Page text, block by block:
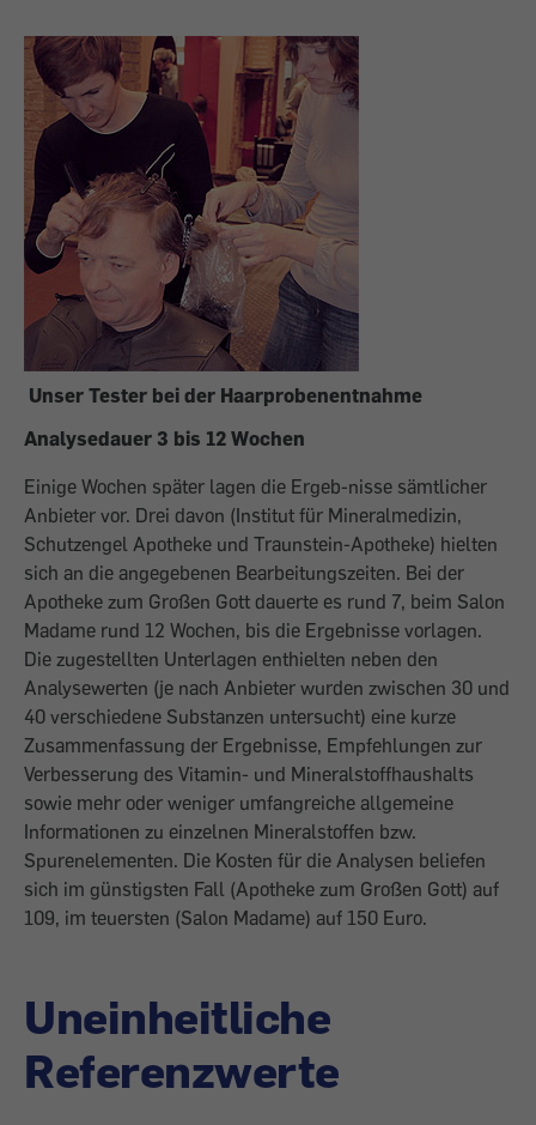
Unser Tester bei der Haarprobenentnahme
Analysedauer 3 bis 12 Wochen
Einige Wochen später lagen die Ergeb-nisse sämtlicher
Anbieter vor. Drei davon (Institut für Mineralmedizin,
Schutzengel Apotheke und Traunstein-Apotheke) hielten
sich an die angegebenen Bearbeitungszeiten. Bei der
Apotheke zum Großen Gott dauerte es rund 7, beim Salon
Madame rund 12 Wochen, bis die Ergebnisse vorlagen.
Die zugestellten Unterlagen enthielten neben den
Analysewerten (je nach Anbieter wurden zwischen 30 und
40 verschiedene Substanzen untersucht) eine kurze
Zusammenfassung der Ergebnisse, Empfehlungen zur
Verbesserung des Vitamin- und Mineralstoffhaushalts
sowie mehr oder weniger umfangreiche allgemeine
Informationen zu einzelnen Mineralstoffen bzw.
Spurenelementen. Die Kosten für die Analysen beliefen
sich im günstigsten Fall (Apotheke zum Großen Gott) auf
109, im teuersten (Salon Madame) auf 150 Euro.
Uneinheitliche
Referenzwerte